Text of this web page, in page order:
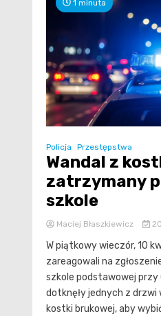
1 minuta
Policja Przestępstwa
Wandal z
zatrzymany
szkole
Maciej Błaszkiewicz
W piątkowy wieczór, 10
zareagowali na
szkole podstawowej przy
dotknęły jednych z drzwi
kostki brukowej, aby